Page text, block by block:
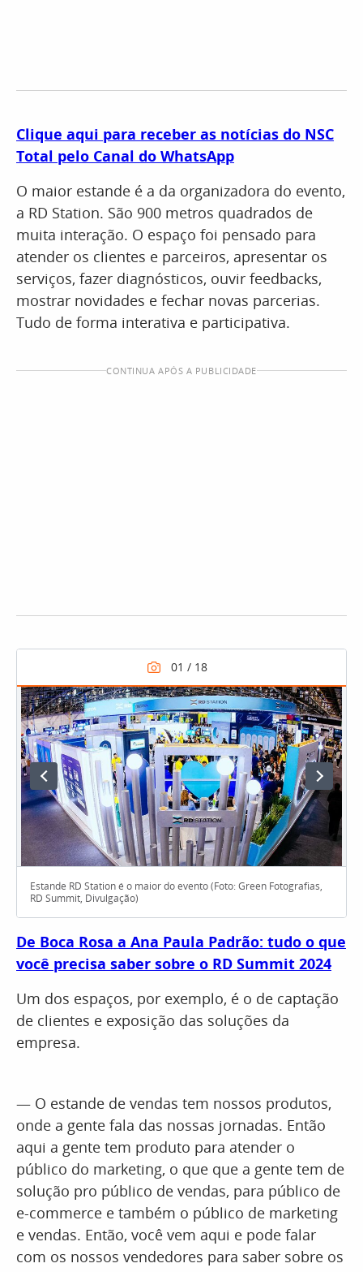
Clique aqui para receber as notícias do NSC
Total pelo Canal do WhatsApp
O maior estande é a da organizadora do evento,
a RD Station. São 900 metros quadrados de
muita interação. O espaço foi pensado para
atender os clientes e parceiros, apresentar os
serviços, fazer diagnósticos, ouvir feedbacks,
mostrar novidades e fechar novas parcerias.
Tudo de forma interativa e participativa.
CONTINUA APÓS A PUBLICIDADE
Estande RD Station é o maior do evento (Foto: Green Fotografias,
RD Summit, Divulgação)
De Boca Rosa a Ana Paula Padrão: tudo o que
você precisa saber sobre o RD Summit 2024
Um dos espaços, por exemplo, é o de captação
de clientes e exposição das soluções da
empresa.
— O estande de vendas tem nossos produtos,
onde a gente fala das nossas jornadas. Então
aqui a gente tem produto para atender o
público do marketing, o que que a gente tem de
solução pro público de vendas, para público de
e-commerce e também o público de marketing
e vendas. Então, você vem aqui e pode falar
com os nossos vendedores para saber sobre os